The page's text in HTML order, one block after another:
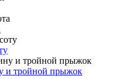
и тройной прыжок